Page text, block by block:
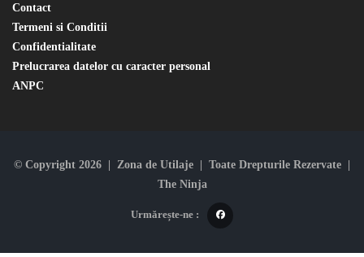
Contact
Termeni si Conditii
Confidentialitate
Prelucrarea datelor cu caracter personal
ANPC
© Copyright 2026 | Zona de Utilaje | Toate Drepturile Rezervate |
The Ninja
Urmărește-ne :